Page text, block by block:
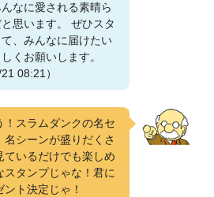
なに愛される素晴ら
思います。 ぜひスタ
、みんなに届けたい
くお願いします。
08:21）
！スラムダンクの名セ
名シーンが盛りだくさ
ているだけでも楽しめ
スタンプじゃな！君に
ント決定じゃ！